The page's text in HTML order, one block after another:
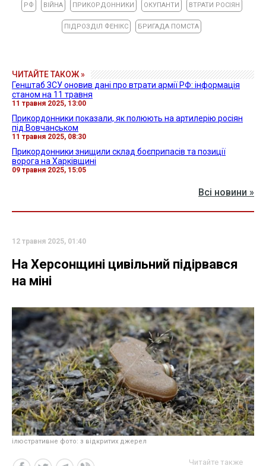
РФ ВІЙНА ПРИКОРДОННИКИ ОКУПАНТИ ВТРАТИ РОСІЯН
ПІДРОЗДІЛ ФЕНІКС БРИГАДА ПОМСТА
ЧИТАЙТЕ ТАКОЖ »
Генштаб ЗСУ оновив дані про втрати армії РФ: інформація
станом на 11 травня
11 травня 2025, 13:00
Прикордонники показали, як полюють на артилерію росіян
під Вовчанськом
11 травня 2025, 08:30
Прикордонники знищили склад боєприпасів та позиції
ворога на Харківщині
09 травня 2025, 15:05
Всі новини »
12 травня 2025, 01:40
На Херсонщині цивільний підірвався
на міні
ілюстративне фото: з відкритих джерел
Читайте также